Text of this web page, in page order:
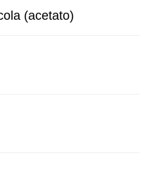
(acetato)